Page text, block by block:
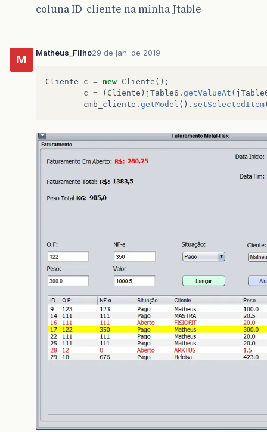
coluna ID_cliente na minha Jtable
M
Matheus_Filho29 de jan. de 2019
Cliente c = new Cliente ();
c = ( Cliente ) jTable6 . getValueAt (
cmb_cliente . getModel (). setSelectedItem